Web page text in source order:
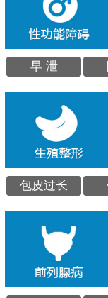
早 泄
包皮过长